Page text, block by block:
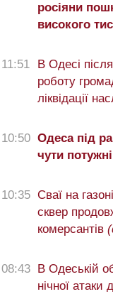
росіяни
високого
11:51
В Одесі
роботу
ліквідації
10:50 Одеса під
чути
10:35 Сваї на
сквер
комерсантів
08:43
В Одеській
нічної атаки